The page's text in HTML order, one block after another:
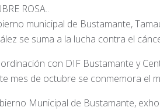
ROSA..
municipal de Bustamante,
se suma a la lucha contra el
con DIF Bustamante y
mes de octubre se conmemora el
Municipal de Bustamante,